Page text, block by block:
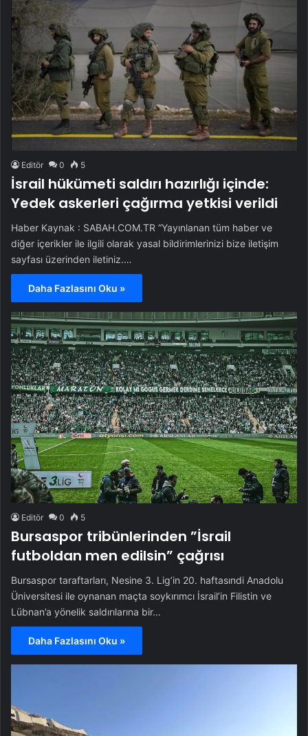
Editör 0 5
İsrail hükümeti saldırı hazırlığı içinde:
Yedek askerleri çağırma yetkisi verildi
Haber Kaynak : SABAH.COM.TR “Yayınlanan tüm haber ve
diğer içerikler ile ilgili olarak yasal bildirimlerinizi bize iletişim
sayfası üzerinden iletiniz.…
Daha Fazlasını Oku »
Editör 0 5
Bursaspor tribünlerinden ”İsrail
futboldan men edilsin” çağrısı
Bursaspor taraftarları, Nesine 3. Lig’in 20. haftasındi Anadolu
Üniversitesi ile oynanan maçta soykırımcı İsrail’in Filistin ve
Lübnan’a yönelik saldırılarına bir…
Daha Fazlasını Oku »